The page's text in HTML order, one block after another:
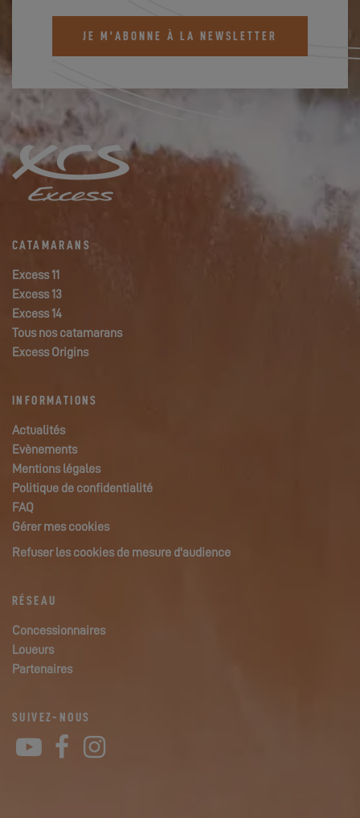
JE M'ABONNE À LA NEWSLETTER
CATAMARANS
Excess 11
Excess 13
Excess 14
Tous nos catamarans
Excess Origins
INFORMATIONS
Actualités
Evènements
Mentions légales
Politique de confidentialité
FAQ
Gérer mes cookies
Refuser les cookies de mesure d'audience
RÉSEAU
Concessionnaires
Loueurs
Partenaires
SUIVEZ-NOUS
YouTube
Facebook
Instagram